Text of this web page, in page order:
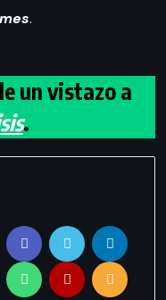
.
un vistazo a
.